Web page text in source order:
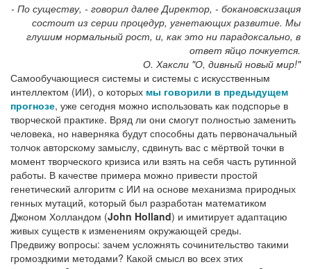
- По существу, - говорил далее Директор, - бокановскизация
состоит из серии процедур, угнетающих развитие. Мы
глушим нормальный рост, и, как это ни парадоксально, в
ответ яйцо почкуется.
О. Хаксли "О, дивный новый мир!"
Самообучающиеся системы и системы с искусственным
интеллектом (ИИ), о которых мы говорили в предыдущем
прогнозе, уже сегодня можно использовать как подспорье в
творческой практике. Вряд ли они смогут полностью заменить
человека, но наверняка будут способны дать первоначальный
толчок авторскому замыслу, сдвинуть вас с мёртвой точки в
момент творческого кризиса или взять на себя часть рутинной
работы. В качестве примера можно привести простой
генетический алгоритм с ИИ на основе механизма природных
генных мутаций, который был разработан математиком
Джоном Холландом (John Holland) и имитирует адаптацию
живых существ к изменениям окружающей среды.
Предвижу вопросы: зачем усложнять сочинительство такими
громоздкими методами? Какой смысл во всех этих